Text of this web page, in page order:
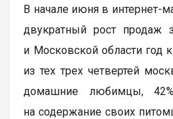
В начале июня в интернет-
двукратный рост продаж
и Московской области год
из тех трех четвертей
домашние любимцы,
на содержание своих